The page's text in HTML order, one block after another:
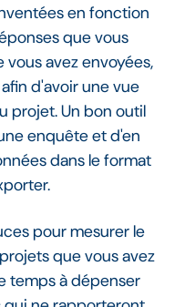
en fonction
que vous
avez envoyées,
d'avoir une vue
projet. Un bon outil
enquête et d'en
dans le format
pour mesurer le
que vous avez
temps à dépenser